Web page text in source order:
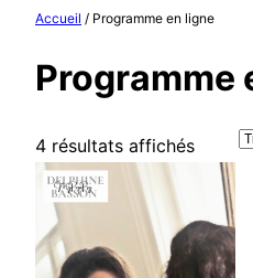
Accueil / Programme en ligne
Programme
4 résultats affichés